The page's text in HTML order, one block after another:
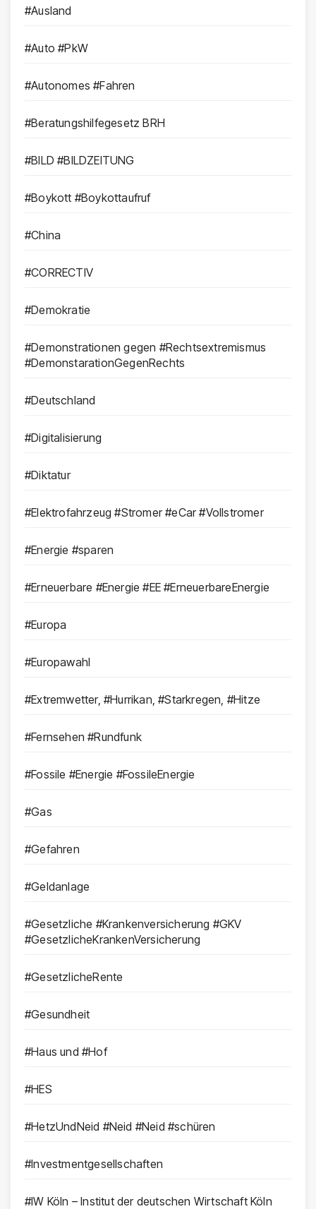
#Ausland
#Auto #PkW
#Autonomes #Fahren
#Beratungshilfegesetz BRH
#BILD #BILDZEITUNG
#Boykott #Boykottaufruf
#China
#CORRECTIV
#Demokratie
#Demonstrationen gegen #Rechtsextremismus
#DemonstarationGegenRechts
#Deutschland
#Digitalisierung
#Diktatur
#Elektrofahrzeug #Stromer #eCar #Vollstromer
#Energie #sparen
#Erneuerbare #Energie #EE #ErneuerbareEnergie
#Europa
#Europawahl
#Extremwetter, #Hurrikan, #Starkregen, #Hitze
#Fernsehen #Rundfunk
#Fossile #Energie #FossileEnergie
#Gas
#Gefahren
#Geldanlage
#Gesetzliche #Krankenversicherung #GKV
#GesetzlicheKrankenVersicherung
#GesetzlicheRente
#Gesundheit
#Haus und #Hof
#HES
#HetzUndNeid #Neid #Neid #schüren
#Investmentgesellschaften
#IW Köln – Institut der deutschen Wirtschaft Köln